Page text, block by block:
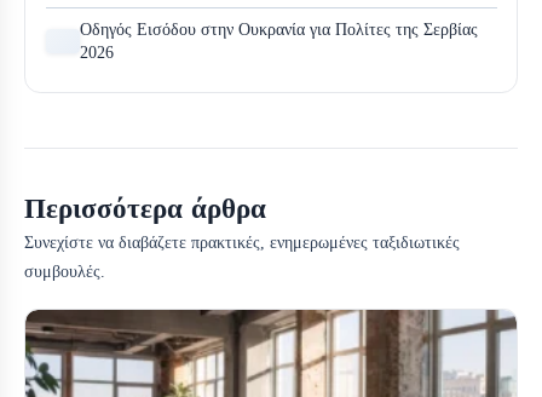
Οδηγός Εισόδου στην Ουκρανία για Πολίτες της Σερβίας
2026
Περισσότερα άρθρα
Συνεχίστε να διαβάζετε πρακτικές, ενημερωμένες ταξιδιωτικές
συμβουλές.